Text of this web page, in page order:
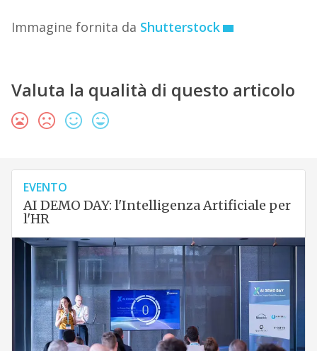
Immagine fornita da Shutterstock
Valuta la qualità di questo articolo
EVENTO
AI DEMO DAY: l'Intelligenza Artificiale per
l'HR